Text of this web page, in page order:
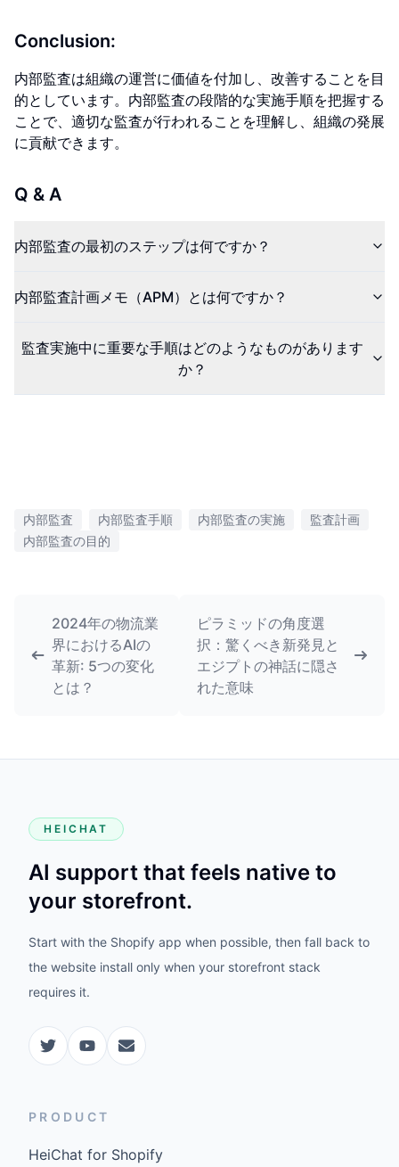
Conclusion:
内部監査は組織の運営に価値を付加し、改善することを目
的としています。内部監査の段階的な実施手順を把握する
ことで、適切な監査が行われることを理解し、組織の発展
に貢献できます。
Q & A
内部監査の最初のステップは何ですか？
内部監査計画メモ（APM）とは何ですか？
監査実施中に重要な手順はどのようなものがあります
か？
内部監査 内部監査手順 内部監査の実施
監査計画
内部監査の目的
2024年の物流業
界におけるAIの
革新: 5つの変化
とは？
ピラミッドの角度選
択：驚くべき新発見と
エジプトの神話に隠さ
れた意味
HEICHAT
AI support that feels native to
your storefront.
Start with the Shopify app when possible, then fall back to
the website install only when your storefront stack
requires it.
PRODUCT
HeiChat for Shopify